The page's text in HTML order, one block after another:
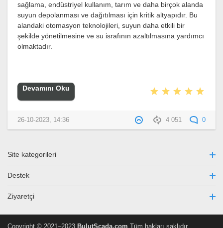
sağlama, endüstriyel kullanım, tarım ve daha birçok alanda
suyun depolanması ve dağıtılması için kritik altyapıdır. Bu
alandaki otomasyon teknolojileri, suyun daha etkili bir
şekilde yönetilmesine ve su israfının azaltılmasına yardımcı
olmaktadır.
Devamını Oku
4 051 0
26-10-2023, 14:36
Site kategorileri
Destek
Ziyaretçi